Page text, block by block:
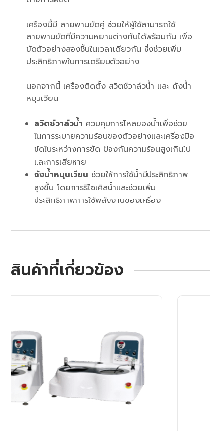
เครื่องนี้มี สายพานขัดคู่ ช่วยให้ผู้ใช้สามารถใช้
สายพานขัดที่มีความหยาบต่างกันได้พร้อมกัน เพื่อ
ขัดตัวอย่างสองชิ้นในเวลาเดียวกัน ซึ่งช่วยเพิ่ม
ประสิทธิภาพในการเตรียมตัวอย่าง
นอกจากนี้ เครื่องติดตั้ง สวิตช์วาล์วน้ำ และ ถังน้ำ
หมุนเวียน
สวิตช์วาล์วน้ำ ควบคุมการไหลของน้ำเพื่อช่วย
ในการระบายความร้อนของตัวอย่างและเครื่องมือ
ขัดในระหว่างการขัด ป้องกันความร้อนสูงเกินไป
และการเสียหาย
ถังน้ำหมุนเวียน ช่วยให้การใช้น้ำมีประสิทธิภาพ
สูงขึ้น โดยการรีไซเคิลน้ำและช่วยเพิ่ม
ประสิทธิภาพการใช้พลังงานของเครื่อง
สินค้าที่เกี่ยวข้อง